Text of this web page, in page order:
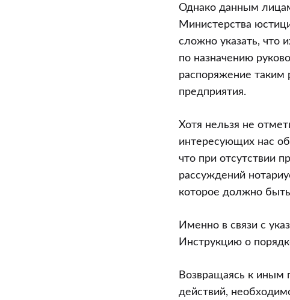
Однако данным
Министерства
сложно указать, что
по назначению
распоряжение
предприятия.
Хотя нельзя не
интересующих нас
что при отсутствии
рассуждений
которое должно
Именно в связи с
Инструкцию о
Возвращаясь к иным
действий,